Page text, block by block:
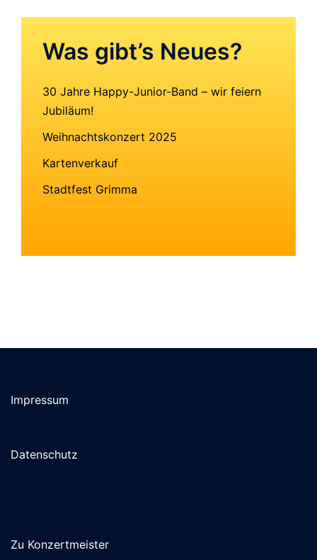
Was gibt’s Neues?
30 Jahre Happy-Junior-Band – wir feiern
Jubiläum!
Weihnachtskonzert 2025
Kartenverkauf
Stadtfest Grimma
Impressum
Datenschutz
Zu Konzertmeister